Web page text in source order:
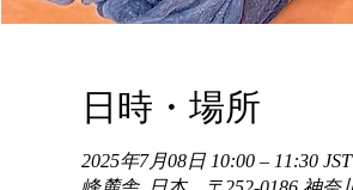
日時・場所
2025年7月08日 10:00 – 11:30 JST